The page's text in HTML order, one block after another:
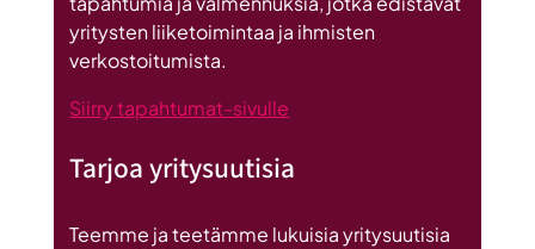
investointi
yritysten liiketoimintaa ja ihmisten
verkostoitumista.
Siirry tapahtumat-sivulle
Tarjoa yritysuutisia
Teemme ja teetämme lukuisia yritysuutisia